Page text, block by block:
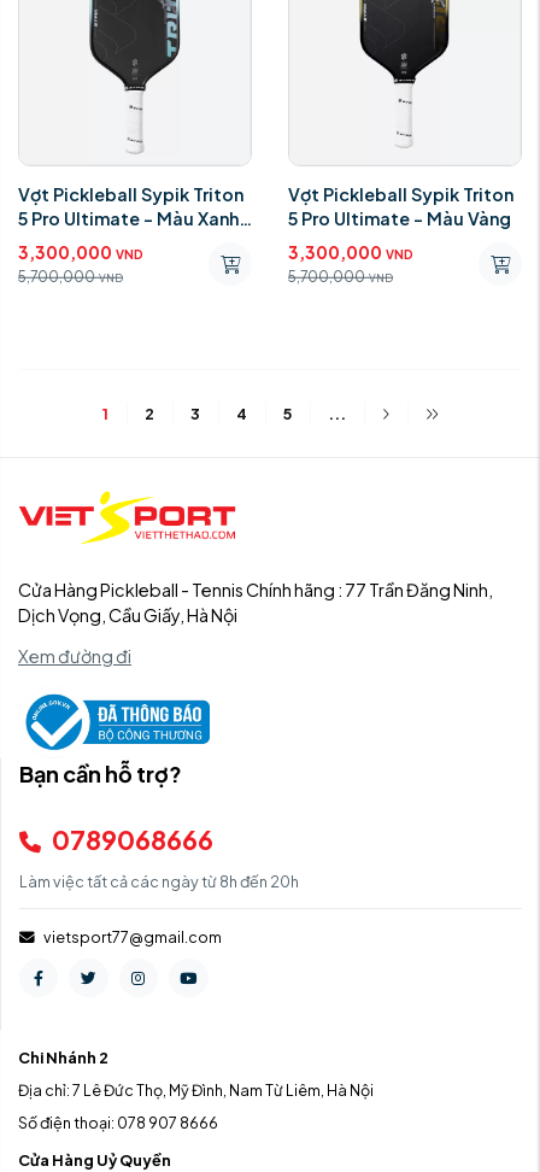
Vợt Pickleball Sypik Triton
5 Pro Ultimate - Màu Xanh
Dương
3,300,000 VND
5,700,000 VND
Vợt Pickleball Sypik Triton
5 Pro Ultimate - Màu Vàng
3,300,000 VND
5,700,000 VND
1 2 3 4 5 ...
Cửa Hàng Pickleball - Tennis Chính hãng : 77 Trần Đăng Ninh,
Dịch Vọng, Cầu Giấy, Hà Nội
Xem đường đi
Bạn cần hỗ trợ?
0789068666
Làm việc tất cả các ngày từ 8h đến 20h
vietsport77@gmail.com
Chi Nhánh 2
Địa chỉ: 7 Lê Đức Thọ, Mỹ Đình, Nam Từ Liêm, Hà Nội
Số điện thoại: 078 907 8666
Cửa Hàng Uỷ Quyền